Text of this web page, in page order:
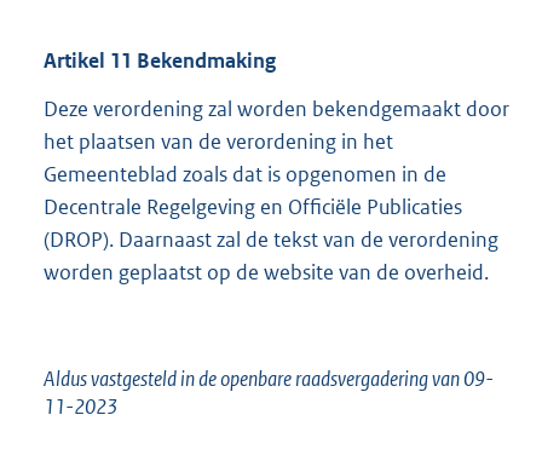
Artikel 11 Bekendmaking
Deze verordening zal worden bekendgemaakt door
het plaatsen van de verordening in het
Gemeenteblad zoals dat is opgenomen in de
Decentrale Regelgeving en Officiële Publicaties
(DROP). Daarnaast zal de tekst van de verordening
worden geplaatst op de website van de overheid.
Aldus vastgesteld in de openbare raadsvergadering van 09-
11-2023